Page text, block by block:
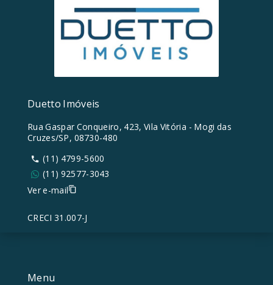
Menu
Duetto Imóveis
Rua Gaspar Conqueiro, 423, Vila Vitória - Mogi das
Cruzes/SP, 08730-480
(11) 4799-5600
(11) 92577-3043
Ver e-mail
CRECI 31.007-J